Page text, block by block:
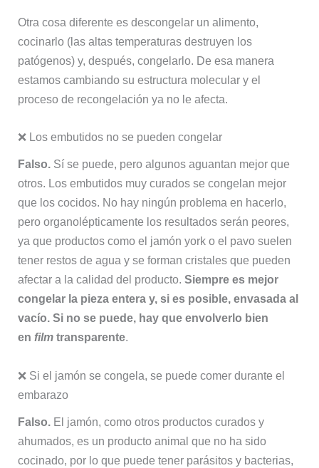
Otra cosa diferente es descongelar un alimento,
cocinarlo (las altas temperaturas destruyen los
patógenos) y, después, congelarlo. De esa manera
estamos cambiando su estructura molecular y el
proceso de recongelación ya no le afecta.
❌ Los embutidos no se pueden congelar
Falso. Sí se puede, pero algunos aguantan mejor que
otros. Los embutidos muy curados se congelan mejor
que los cocidos. No hay ningún problema en hacerlo,
pero organolépticamente los resultados serán peores,
ya que productos como el jamón york o el pavo suelen
tener restos de agua y se forman cristales que pueden
afectar a la calidad del producto.Siempre es mejor
congelar la pieza entera y, si es posible, envasada al
vacío. Si no se puede, hay que envolverlo bien
en filmtransparente.
❌ Si el jamón se congela, se puede comer durante el
embarazo
Falso. El jamón, como otros productos curados y
ahumados, es un producto animal que no ha sido
cocinado, por lo que puede tener parásitos y bacterias,